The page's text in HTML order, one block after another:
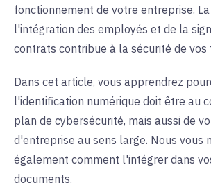
fonctionnement de votre entreprise.
l'intégration des employés et de la
contrats contribue à la sécurité de vos
Dans cet article, vous apprendrez
l'identification numérique doit être au
plan de cybersécurité, mais aussi de
d'entreprise au sens large. Nous vous
également comment l'intégrer dans
documents.